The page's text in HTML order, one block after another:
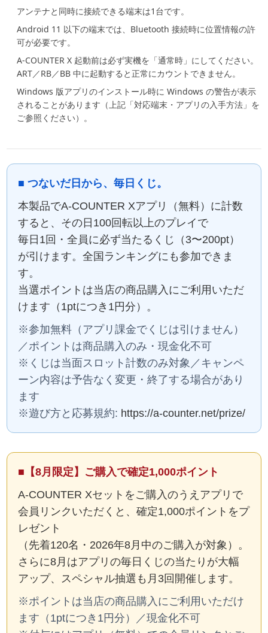
アンテナと同時に接続できる端末は1台です。
Android 11 以下の端末では、Bluetooth 接続時に位置情報の許
可が必要です。
A-COUNTER X 起動前は必ず実機を 「通常時」 にしてください。
ART／RB／BB 中に起動すると正常にカウントできません。
Windows 版アプリのインストール時に Windows の警告が表示
されることがあります（上記「対応端末・アプリの入手方法」を
ご参照ください）。
■ つないだ日から、毎日くじ。
本製品でA-COUNTER Xアプリ（無料）に計数
すると、その日100回転以上のプレイで
毎日1回・全員に必ず当たるくじ（3〜200pt）
が引けます。全国ランキングにも参加できま
す。
当選ポイントは当店の商品購入にご利用いただ
けます（1ptにつき1円分）。
※参加無料（アプリ課金でくじは引けません）
／ポイントは商品購入のみ・現金化不可
※くじは当面スロット計数のみ対象／キャンペ
ーン内容は予告なく変更・終了する場合があり
ます
※遊び方と応募規約: https://a-counter.net/prize/
■【8月限定】ご購入で確定1,000ポイント
A-COUNTER Xセットをご購入のうえアプリで
会員リンクいただくと、確定1,000ポイントをプ
レゼント
（先着120名・2026年8月中のご購入が対象）。
さらに8月はアプリの毎日くじの当たりが大幅
アップ、スペシャル抽選も月3回開催します。
※ポイントは当店の商品購入にご利用いただけ
ます（1ptにつき1円分）／現金化不可